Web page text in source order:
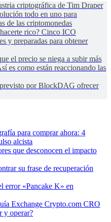
criptográfica de Tim Draper
todo en uno para
de las criptomonedas
rico? Cinco ICO
y preparadas para obtener
el precio se niega a subir más
es como están reaccionando las
por BlockDAG ofrecer
para comprar ahora: 4
alcista
que desconocen el impacto
su frase de recuperación
error «Pancake K» en
Exchange Crypto.com CRO
y operar?